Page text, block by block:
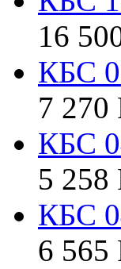
16
КБC
7 270
КБC
5 258
КБC
6 565